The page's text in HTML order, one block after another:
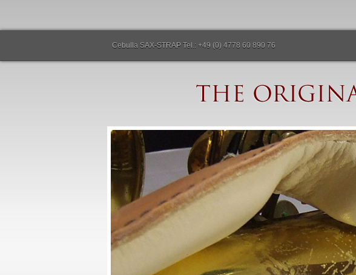
Cebulla SAX-STRAP Tel.: +49 (0) 4778 60 890 76